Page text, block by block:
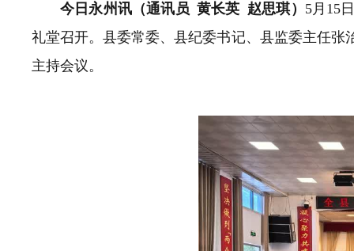
今日永州讯（通讯员 黄长英 赵思琪） 5月15
礼堂召开。县委常委、县纪委书记、县监委主任
主持会议。